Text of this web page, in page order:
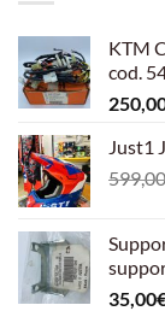
KTM
cod.
Just1
599,00
35,00